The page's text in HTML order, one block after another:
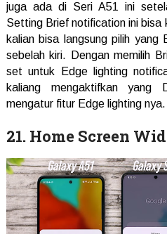
juga ada di Seri A51 ini
Setting Brief notification ini bisa
kalian bisa langsung pilih
sebelah kiri. Dengan memilih
set untuk Edge lighting
kaliang mengaktifkan yang
mengatur fitur Edge lighting nya.
21. Home Screen